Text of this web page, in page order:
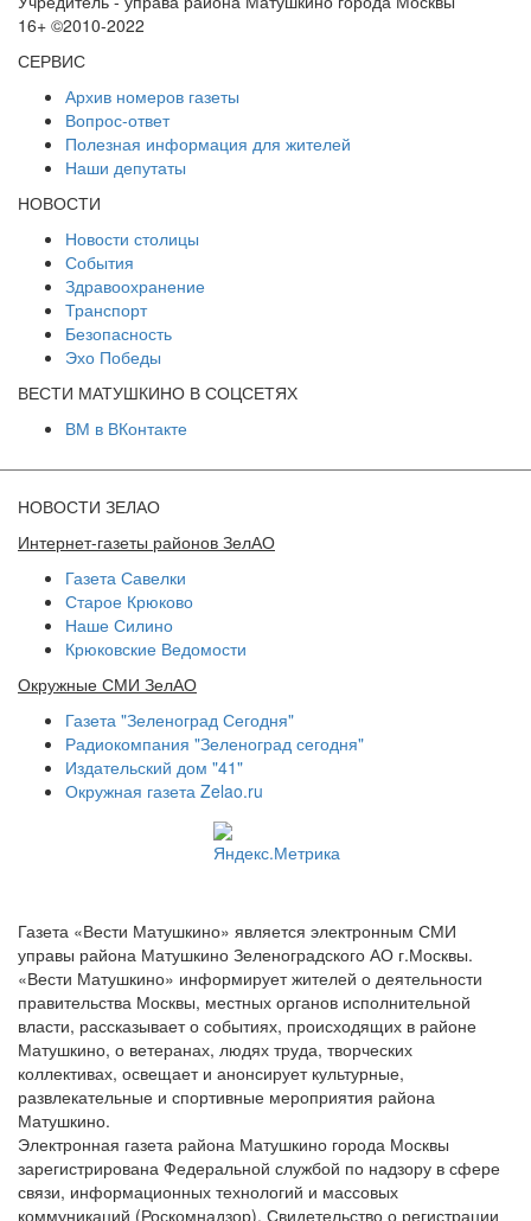
16+ ©2010-2022
СЕРВИС
Архив номеров газеты
Вопрос-ответ
Полезная информация для жителей
Наши депутаты
НОВОСТИ
Новости столицы
События
Здравоохранение
Транспорт
Безопасность
Эхо Победы
ВЕСТИ МАТУШКИНО В СОЦСЕТЯХ
ВМ в ВКонтакте
НОВОСТИ ЗЕЛАО
Интернет-газеты районов ЗелАО
Газета Савелки
Старое Крюково
Наше Силино
Крюковские Ведомости
Окружные СМИ ЗелАО
Газета "Зеленоград Сегодня"
Радиокомпания "Зеленоград сегодня"
Издательский дом "41"
Окружная газета Zelao.ru
Газета «Вести Матушкино» является электронным СМИ
управы района Матушкино Зеленоградского АО г.Москвы.
«Вести Матушкино» информирует жителей о деятельности
правительства Москвы, местных органов исполнительной
власти, рассказывает о событиях, происходящих в районе
Матушкино, о ветеранах, людях труда, творческих
коллективах, освещает и анонсирует культурные,
развлекательные и спортивные мероприятия района
Матушкино.
Электронная газета района Матушкино города Москвы
зарегистрирована Федеральной службой по надзору в сфере
связи, информационных технологий и массовых
коммуникаций (Роскомнадзор). Свидетельство о регистрации